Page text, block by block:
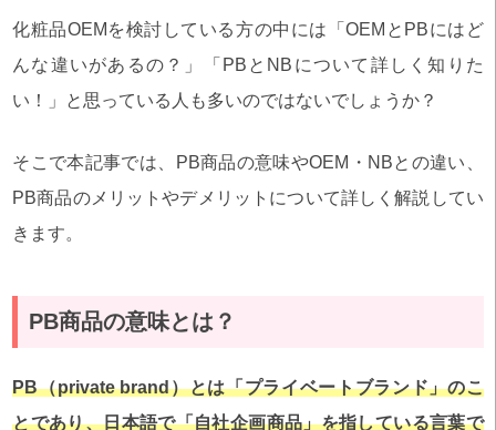
化粧品OEMを検討している方の中には「OEMとPBにはど
んな違いがあるの？」「PBとNBについて詳しく知りた
い！」と思っている人も多いのではないでしょうか？
そこで本記事では、PB商品の意味やOEM・NBとの違い、
PB商品のメリットやデメリットについて詳しく解説してい
きます。
PB商品の意味とは？
PB（private brand）とは「プライベートブランド」のこ
とであり、日本語で「自社企画商品」を指している言葉で